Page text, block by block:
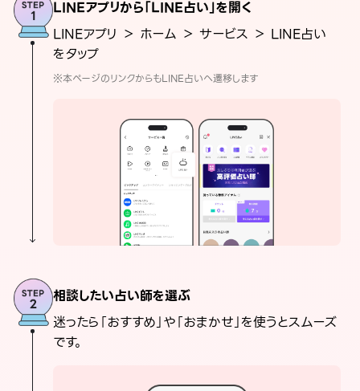
LINEアプリから「LINE占い」を開く
LINEアプリ ＞ ホーム ＞ サービス ＞ LINE占い
をタップ
※本ページのリンクからもLINE占いへ遷移します
相談したい占い師を選ぶ
迷ったら「おすすめ」や「おまかせ」を使うとスムーズ
です。